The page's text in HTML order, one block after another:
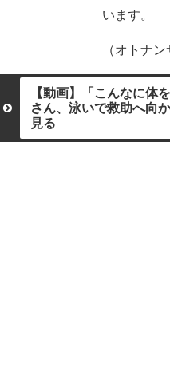
います。
（オトナン
【動画】「こんなに
さん、泳いで救助へ向
見る